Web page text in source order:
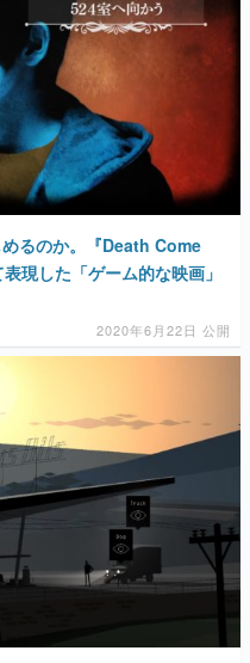
るのか。『Death Come
現した「ゲーム的な映画」
2020年6月22日 公開